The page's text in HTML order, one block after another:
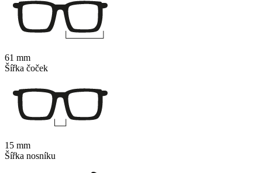
61 mm
Šířka čoček
15 mm
Šířka nosníku